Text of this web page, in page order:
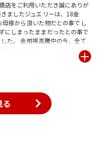
店をご利用いただき誠にありが
ましたジュエリーは、18金
様から頂いた物だとの事でし
にしまったままだったとの事で
た。 金相場高騰中の今、全て
頂ける金額をしっかり出させて
お買取に繋がります。 ジュエ
待ちしております。
る